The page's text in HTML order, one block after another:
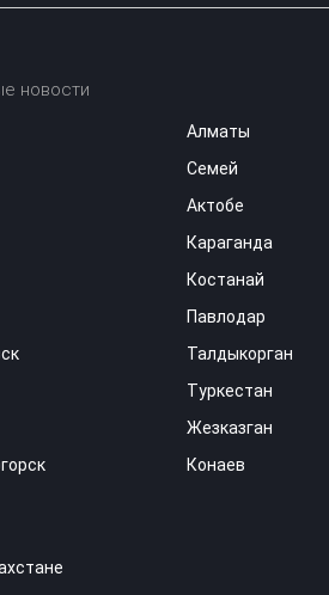
новости
Алматы
Семей
Актобе
Караганда
Костанай
Павлодар
Талдыкорган
Туркестан
Жезказган
Конаев